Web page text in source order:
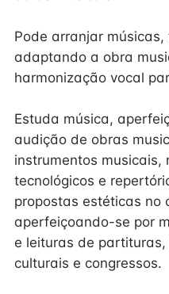
Pode arranjar
adaptando a obra
harmonização vocal
Estuda música,
audição de obras
instrumentos musicais,
tecnológicos e
propostas estéticas no
aperfeiçoando-se por
e leituras de
culturais e congressos.